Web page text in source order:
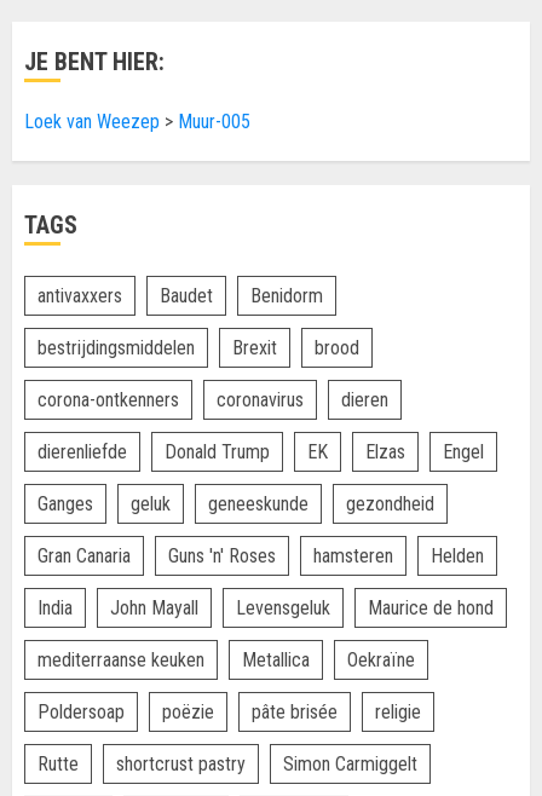
JE BENT HIER:
Loek van Weezep > Muur-005
TAGS
antivaxxers Baudet Benidorm
bestrijdingsmiddelen Brexit brood
corona-ontkenners coronavirus dieren
dierenliefde Donald Trump EK Elzas Engel
Ganges geluk geneeskunde gezondheid
Gran Canaria Guns 'n' Roses hamsteren Helden
India John Mayall Levensgeluk Maurice de hond
mediterraanse keuken Metallica Oekraïne
Poldersoap poëzie pâte brisée religie
Rutte shortcrust pastry Simon Carmiggelt